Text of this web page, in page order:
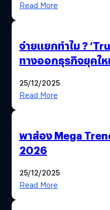
Read More
จ่ายแยกทำไม ?
ทางออกธุรกิจยุคให
25/12/2025
Read More
พาส่อง Mega
2026
25/12/2025
Read More